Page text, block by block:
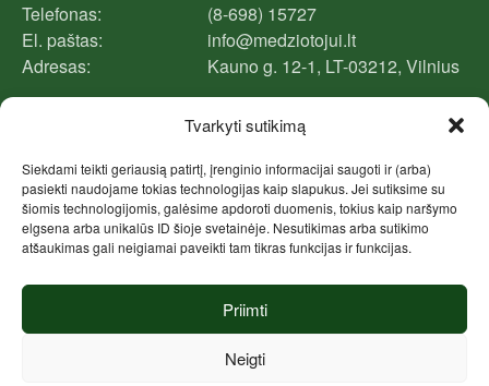
Tvarkyti sutikimą
Siekdami teikti geriausią patirtį, įrenginio informacijai saugoti ir (arba)
pasiekti naudojame tokias technologijas kaip slapukus. Jei sutiksime su
šiomis technologijomis, galėsime apdoroti duomenis, tokius kaip naršymo
elgsena arba unikalūs ID šioje svetainėje. Nesutikimas arba sutikimo
atšaukimas gali neigiamai paveikti tam tikras funkcijas ir funkcijas.
Priimti
Neigti
Telefonas:
(8-698) 15727
El. paštas:
info@medziotojui.lt
Adresas:
Kauno g. 12-1, LT-03212, Vilnius
Medžiotojui.lt
Spustelėkite, kad priimtumėte rinkodara
slapukus ir įgalintumėte šį turinį